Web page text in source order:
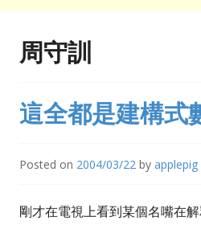
周守訓
這全都是建構式
Posted on 2004/03/22 by applepig
剛才在電視上看到某個名嘴在